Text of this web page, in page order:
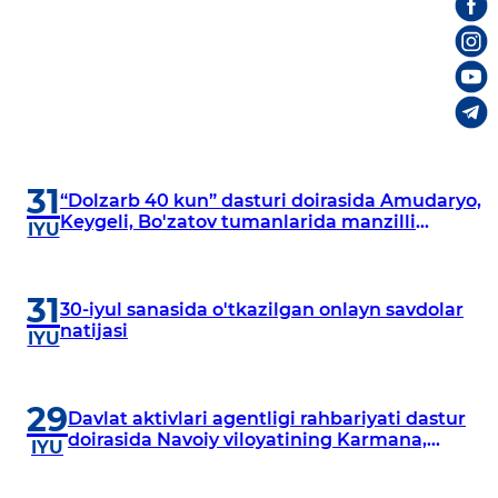
31
IYU
“Dolzarb 40 kun” dasturi doirasida Amudaryo,
Keygeli, Bo'zatov tumanlarida manzilli
31
IYU
30-iyul sanasida o'tkazilgan onlayn savdolar
natijasi
29
IYU
Davlat aktivlari agentligi rahbariyati dastur
doirasida Navoiy viloyatining Karmana,